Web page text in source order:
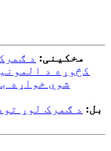
مخکینی: د
کڅوړه د
بل: د ګمرک لوړ